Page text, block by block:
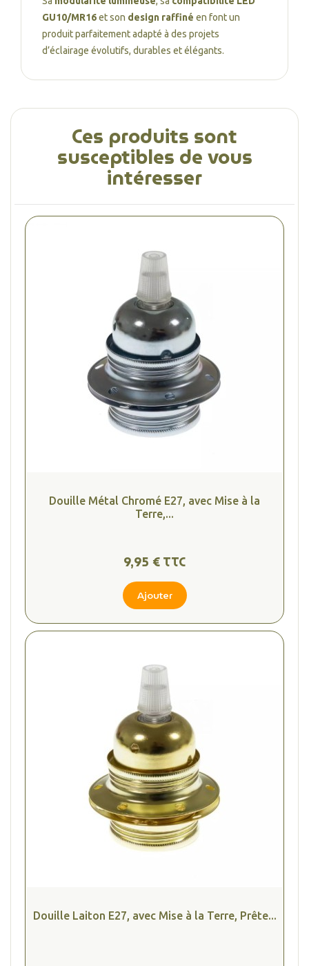
GU10/MR16et son design raffiné en font un
produit parfaitement adapté à des projets
d’éclairage évolutifs, durables et élégants.
Ces produits sont
susceptibles de vous
intéresser
Douille Métal Chromé E27, avec Mise à la
Terre,...
9,95 € TTC
Ajouter
Douille Laiton E27, avec Mise à la Terre, Prête...